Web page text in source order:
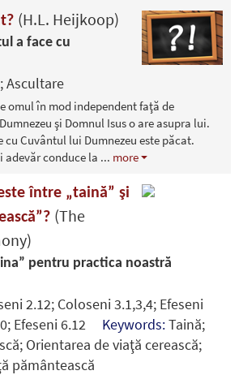
(H.L. Heijkoop)
a face cu
Ascultare
omul în mod independent faţă de
şi Domnul Isus o are asupra lui.
cu Cuvântul lui Dumnezeu este păcat.
adevăr conduce la ... more
între „taină” şi
(The
pentru practica noastră
2.12; Coloseni 3.1,3,4; Efeseni
Efeseni 6.12 Keywords:Taină;
Orientarea de viaţă cerească;
pământească